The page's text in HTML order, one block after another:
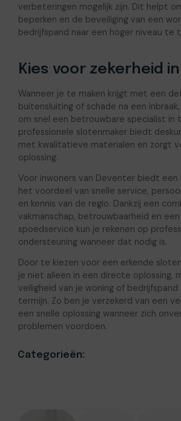
verbeteringen mogelijk zijn. Dit helpt
beperken en de beveiliging van een
bedrijfspand naar een hoger niveau te
Kies voor zekerheid
Wanneer je te maken krijgt met een
buitensluiting of schade na een
om snel een betrouwbare specialist in
professionele slotenmaker biedt
met kwalitatieve materialen en zorgt
oplossing.
Voor inwoners van Deventer biedt een
het voordeel van snelle service,
en kennis van de regio. Dankzij een
vakmanschap, betrouwbaarheid en
spoedservice kun je rekenen op
ondersteuning wanneer dat nodig is.
Door te kiezen voor een erkende
je niet alleen in een directe oplossing,
veiligheid van je woning of bedrijfspand
termijn. Zo ben je verzekerd van een
een snelle oplossing wanneer zich
problemen voordoen.
Categorieën: